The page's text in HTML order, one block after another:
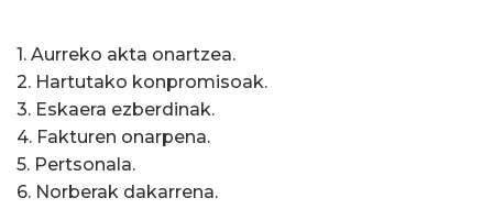
1. Aurreko akta onartzea.
2. Hartutako konpromisoak.
3. Eskaera ezberdinak.
4. Fakturen onarpena.
5. Pertsonala.
6. Norberak dakarrena.